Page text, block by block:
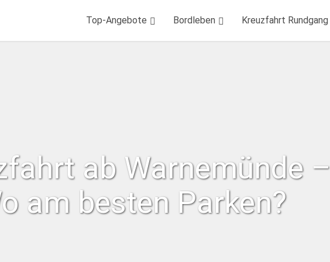
Top-Angebote Bordleben Kreuzfahrt Rundgang
ab Warnemünde –
am besten Parken?